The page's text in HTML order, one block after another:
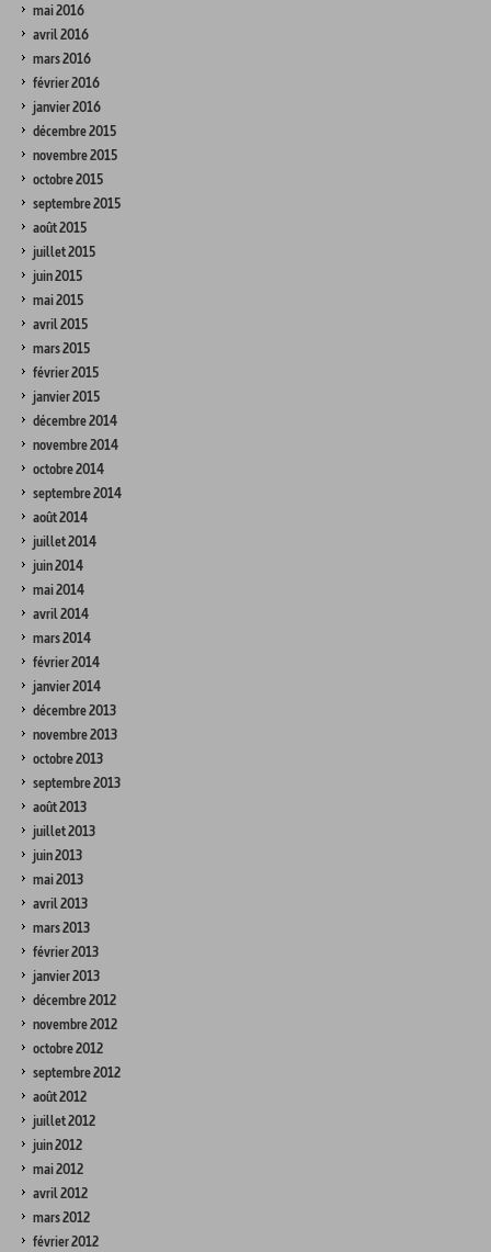
mai 2016
avril 2016
mars 2016
février 2016
janvier 2016
décembre 2015
novembre 2015
octobre 2015
septembre 2015
août 2015
juillet 2015
juin 2015
mai 2015
avril 2015
mars 2015
février 2015
janvier 2015
décembre 2014
novembre 2014
octobre 2014
septembre 2014
août 2014
juillet 2014
juin 2014
mai 2014
avril 2014
mars 2014
février 2014
janvier 2014
décembre 2013
novembre 2013
octobre 2013
septembre 2013
août 2013
juillet 2013
juin 2013
mai 2013
avril 2013
mars 2013
février 2013
janvier 2013
décembre 2012
novembre 2012
octobre 2012
septembre 2012
août 2012
juillet 2012
juin 2012
mai 2012
avril 2012
mars 2012
février 2012